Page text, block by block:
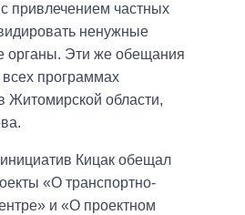
привлечением частных
ненужные
органы. Эти же обещания
всех программах
Житомирской области,
Кицак обещал
«О транспортно-
и «О проектном